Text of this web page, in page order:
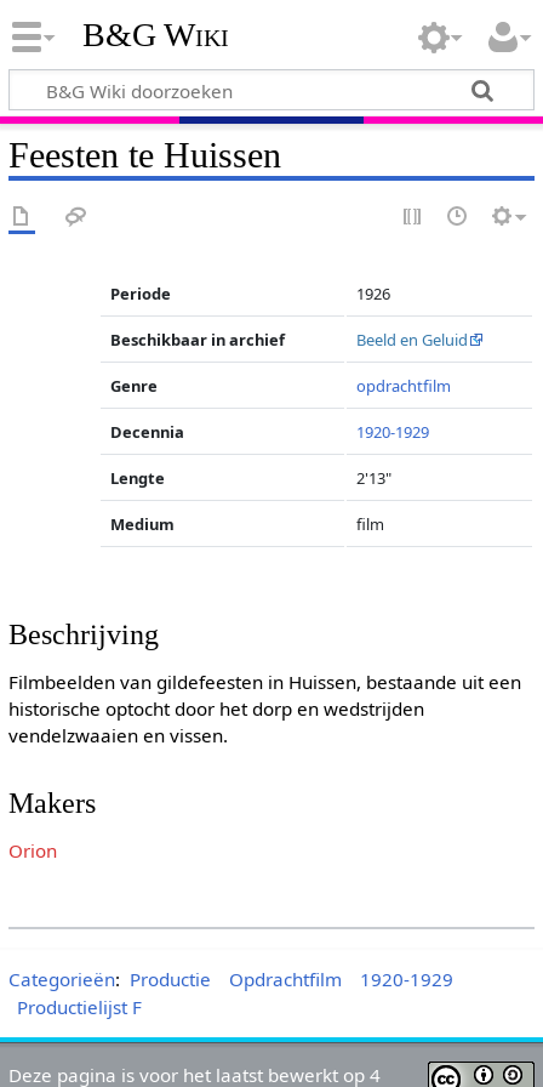
B&G Wiki
Feesten te Huissen
Periode 1926
Beschikbaar in archief Beeld en Geluid
Genre opdrachtfilm
Decennia 1920-1929
Lengte 2'13"
Medium film
Beschrijving
Filmbeelden van gildefeesten in Huissen, bestaande uit een
historische optocht door het dorp en wedstrijden
vendelzwaaien en vissen.
Makers
Orion
Categorieën: Productie Opdrachtfilm
1920-1929
Productielijst F
Deze pagina is voor het laatst bewerkt op 4